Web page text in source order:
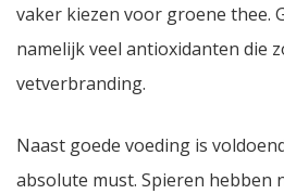
vaker kiezen voor groene thee.
namelijk veel antioxidanten die
vetverbranding.
Naast goede voeding is
absolute must. Spieren hebben